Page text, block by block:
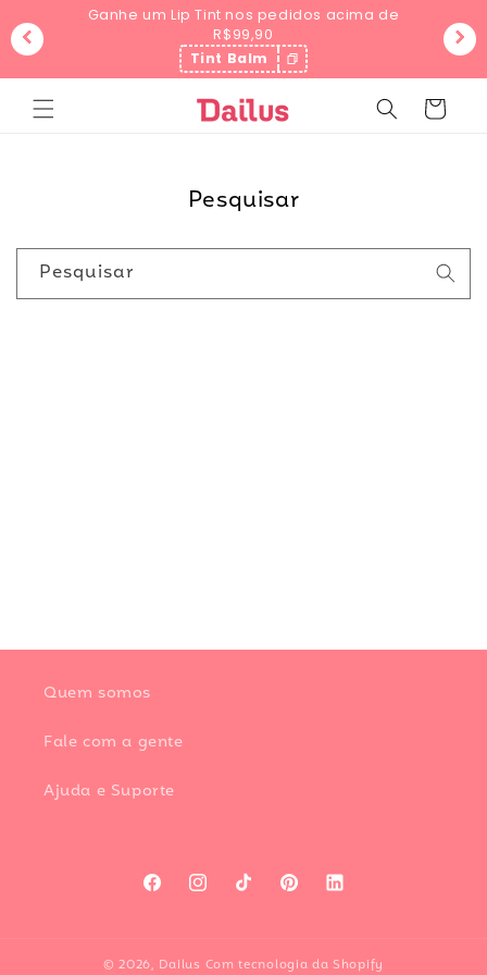
Ganhe um Lip Tint nos pedidos acima de
R$99,90
Tint Balm
para o
conteúdo
Carrinho
Pesquisar
Pesquisar
Quem somos
Fale com a gente
Ajuda e Suporte
FacebookInstagramTikTokPinterestLinkedIn
© 2026, Dailus Com tecnologia da Shopify